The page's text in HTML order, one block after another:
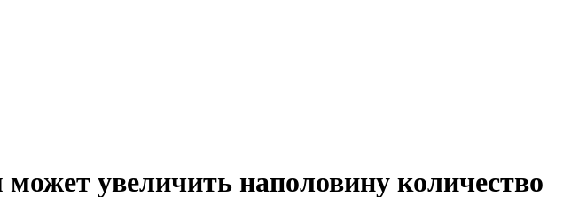
может увеличить наполовину количество